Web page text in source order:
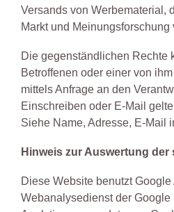
Versands von Werbematerial,
Markt und
Die gegenständlichen Rechte
Betroffenen oder einer von
mittels Anfrage an den
Einschreiben oder E-Mail
Siehe Name, Adresse, E-Mail
Hinweis zur Auswertung
Diese Website benutzt
Webanalysedienst der Google